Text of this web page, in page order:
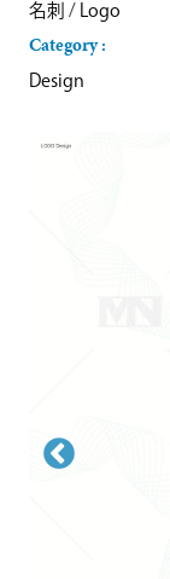
名刺 / Logo
Category :
Design